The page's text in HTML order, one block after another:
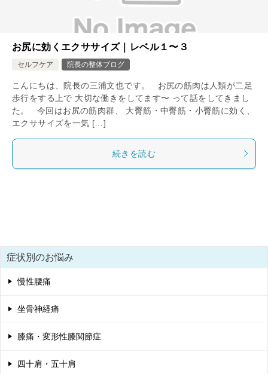
お尻に効くエクササイズ｜レベル１〜３
セルフケア 院長の整体ブログ
こんにちは、院長の三浦文也です。 お尻の筋肉は人類が二足
歩行をする上で 大切な働きをしてます〜 って話をしてきまし
た。 今回はお尻の筋肉群、 大臀筋・中臀筋・小臀筋に効く、
エクササイズを一気 […]
続きを読む
症状別のお悩み
慢性腰痛
坐骨神経痛
膝痛・変形性膝関節症
四十肩・五十肩